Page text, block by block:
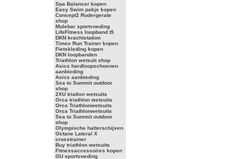
Spa Balancer kopen
Easy Swim pakje kopen
Concept2 Rudergerate
shop
Mulebar sportvoeding
LifeFitness loopband t5
DKN krachtstation
Timex Run Trainer kopen
Fietskleding kopen
DKN loopbanden
Triathlon wetsuit shop
Asics hardloopschoenen
aanbieding
Asics aanbieding
Sea to Summit outdoor
shop
2XU triatlon wetsuits
Orca triathlon wetsuits
Orca Triathlonwetsuits
Orca Triathlonwetsuits
Sea to Summit outdoor
shop
Olympische halterschijven
Octane Lateral X
crosstrainer
Buy triathlon wetsuits
Fitnessaccessoires kopen
GU sportvoeding